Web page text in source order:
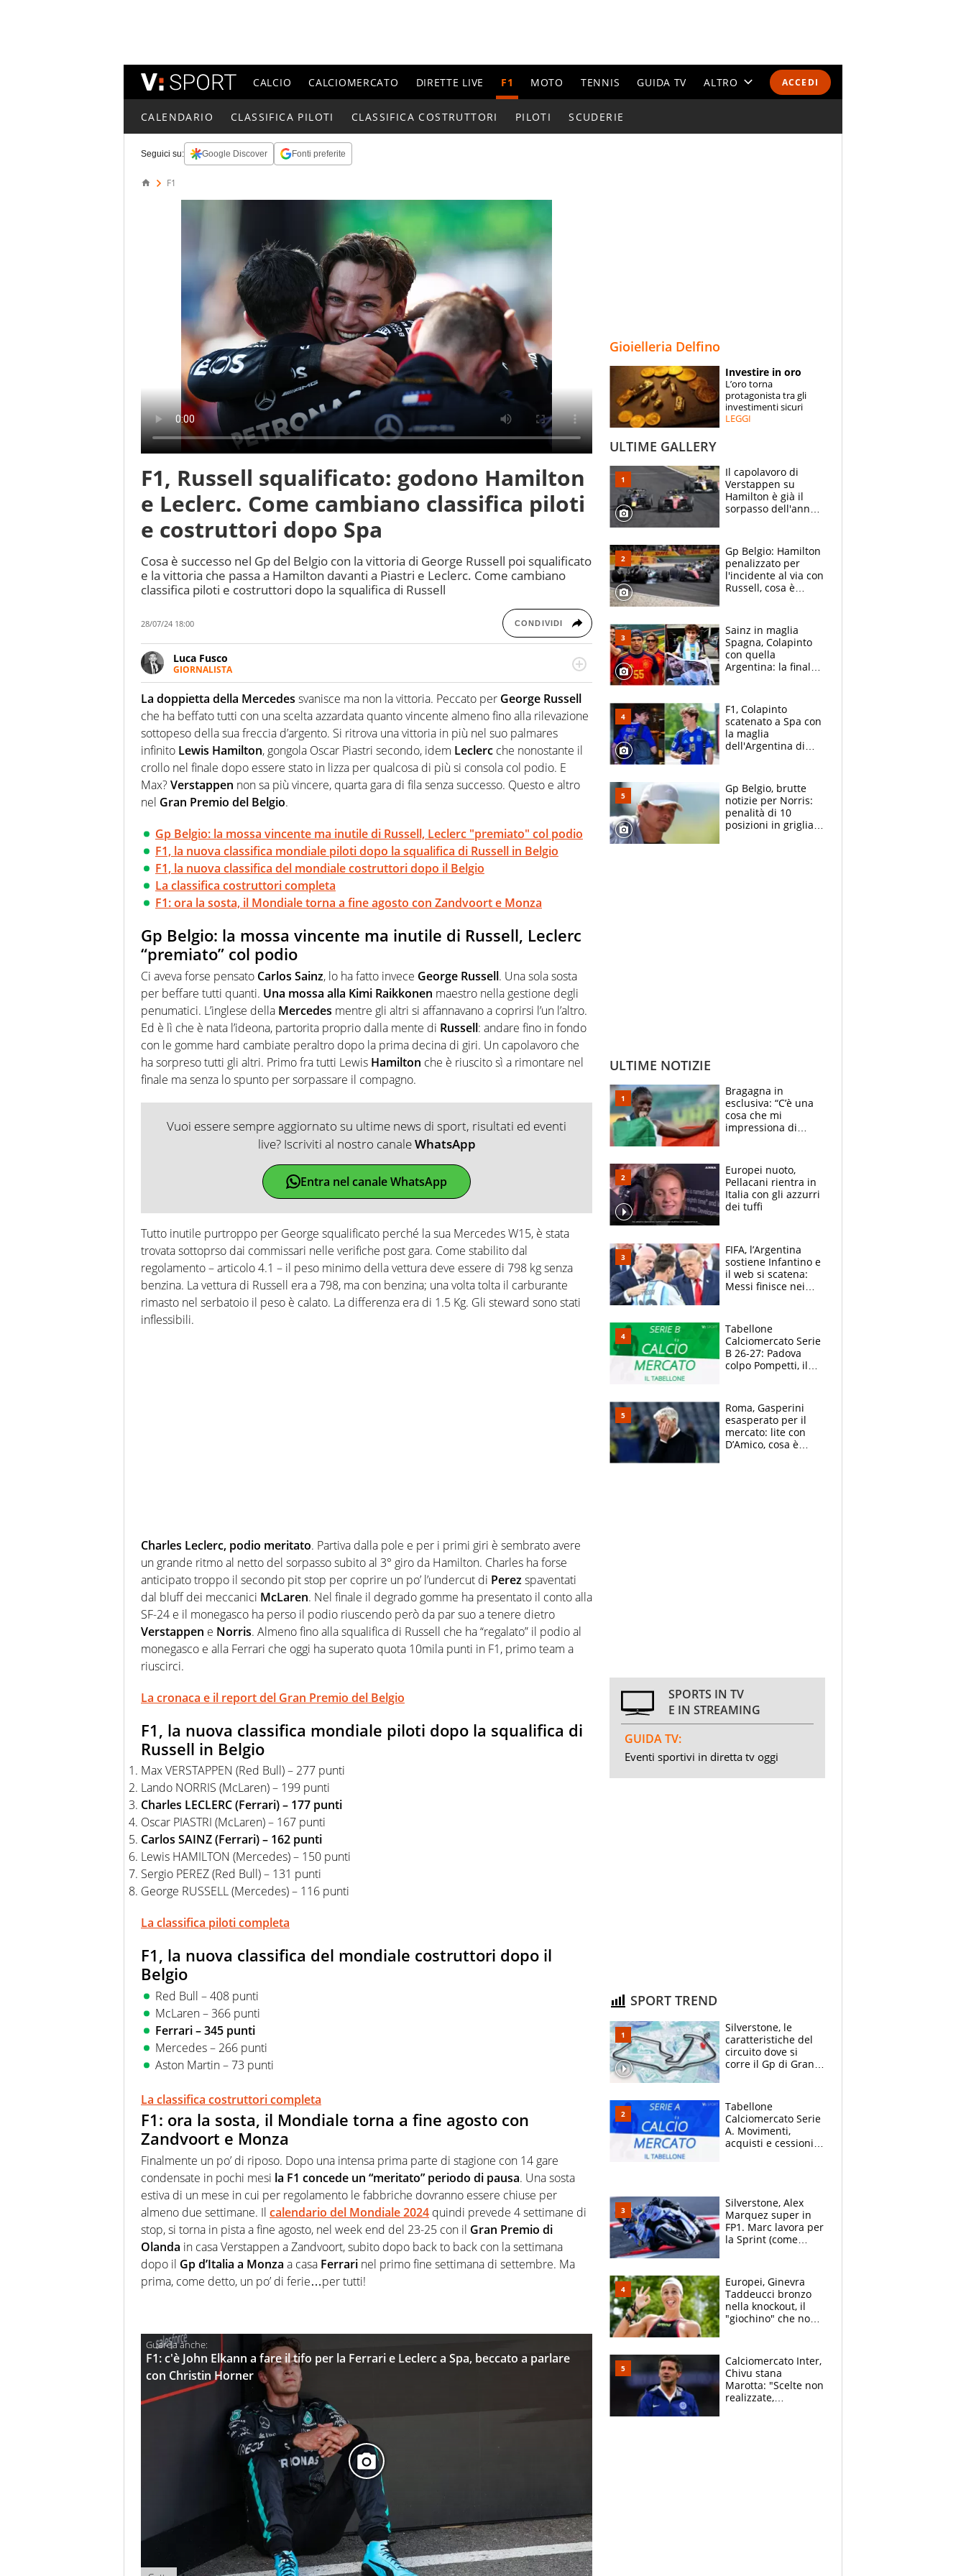
ACCEDI
CALCIO CALCIOMERCATO DIRETTE LIVE F1 MOTO TENNIS GUIDA TV ALTRO
ESPERTI
CONTATTI
CALENDARIO CLASSIFICA PILOTI CLASSIFICA COSTRUTTORI PILOTI SCUDERIE
Seguici su: Google Discover Fonti preferite
F1
F1, Russell squalificato: godono Hamilton
e Leclerc. Come cambiano classifica piloti
e costruttori dopo Spa
Cosa è successo nel Gp del Belgio con la vittoria di George Russell poi squalificato
e la vittoria che passa a Hamilton davanti a Piastri e Leclerc. Come cambiano
classifica piloti e costruttori dopo la squalifica di Russell
28/07/24 18:00 CONDIVIDI
Luca Fusco
GIORNALISTA
Giornalista multimediale. Quando si accendono i motori, lui sgasa, impenna, derapa. E
spesso e volentieri finisce sul podio
La doppietta della Mercedes svanisce ma non la vittoria. Peccato per George Russell
che ha beffato tutti con una scelta azzardata quanto vincente almeno fino alla rilevazione
sottopeso della sua freccia d’argento. Si ritrova una vittoria in più nel suo palmares
infinito Lewis Hamilton, gongola Oscar Piastri secondo, idem Leclerc che nonostante il
crollo nel finale dopo essere stato in lizza per qualcosa di più si consola col podio. E
Max? Verstappen non sa più vincere, quarta gara di fila senza successo. Questo e altro
nel Gran Premio del Belgio.
Gp Belgio: la mossa vincente ma inutile di Russell, Leclerc "premiato" col podio
F1, la nuova classifica mondiale piloti dopo la squalifica di Russell in Belgio
F1, la nuova classifica del mondiale costruttori dopo il Belgio
La classifica costruttori completa
F1: ora la sosta, il Mondiale torna a fine agosto con Zandvoort e Monza
Gp Belgio: la mossa vincente ma inutile di Russell, Leclerc
“premiato” col podio
Ci aveva forse pensato Carlos Sainz, lo ha fatto invece George Russell. Una sola sosta
per beffare tutti quanti. Una mossa alla Kimi Raikkonen maestro nella gestione degli
penumatici. L’inglese della Mercedes mentre gli altri si affannavano a coprirsi l’un l’altro.
Ed è lì che è nata l’ideona, partorita proprio dalla mente di Russell: andare fino in fondo
con le gomme hard cambiate peraltro dopo la prima decina di giri. Un capolavoro che
ha sorpreso tutti gli altri. Primo fra tutti Lewis Hamilton che è riuscito sì a rimontare nel
finale ma senza lo spunto per sorpassare il compagno.
Vuoi essere sempre aggiornato su ultime news di sport, risultati ed eventi
live? Iscriviti al nostro canaleWhatsApp
Entra nel canale WhatsApp
Tutto inutile purtroppo per George squalificato perché la sua Mercedes W15, è stata
trovata sottoprso dai commissari nelle verifiche post gara. Come stabilito dal
regolamento – articolo 4.1 – il peso minimo della vettura deve essere di 798 kg senza
benzina. La vettura di Russell era a 798, ma con benzina; una volta tolta il carburante
rimasto nel serbatoio il peso è calato. La differenza era di 1.5 Kg. Gli steward sono stati
inflessibili.
Charles Leclerc, podio meritato. Partiva dalla pole e per i primi giri è sembrato avere
un grande ritmo al netto del sorpasso subito al 3° giro da Hamilton. Charles ha forse
anticipato troppo il secondo pit stop per coprire un po’ l’undercut di Perezspaventati
dal bluff dei meccanici McLaren. Nel finale il degrado gomme ha presentato il conto alla
SF-24 e il monegasco ha perso il podio riuscendo però da par suo a tenere dietro
Verstappen e Norris. Almeno fino alla squalifica di Russell che ha “regalato” il podio al
monegasco e alla Ferrari che oggi ha superato quota 10mila punti in F1, primo team a
riuscirci.
La cronaca e il report del Gran Premio del Belgio
F1, la nuova classifica mondiale piloti dopo la squalifica di
Russell in Belgio
Max VERSTAPPEN (Red Bull) – 277 punti
Lando NORRIS (McLaren) – 199 punti
Charles LECLERC (Ferrari) – 177 punti
Oscar PIASTRI (McLaren) – 167 punti
Carlos SAINZ (Ferrari) – 162 punti
Lewis HAMILTON (Mercedes) – 150 punti
Sergio PEREZ (Red Bull) – 131 punti
George RUSSELL (Mercedes) – 116 punti
La classifica piloti completa
F1, la nuova classifica del mondiale costruttori dopo il
Belgio
Red Bull – 408 punti
McLaren – 366 punti
Ferrari – 345 punti
Mercedes – 266 punti
Aston Martin – 73 punti
La classifica costruttori completa
F1: ora la sosta, il Mondiale torna a fine agosto con
Zandvoort e Monza
Finalmente un po’ di riposo. Dopo una intensa prima parte di stagione con 14 gare
condensate in pochi mesi la F1 concede un “meritato” periodo di pausa. Una sosta
estiva di un mese in cui per regolamento le fabbriche dovranno essere chiuse per
almeno due settimane. Il calendario del Mondiale 2024 quindi prevede 4 settimane di
stop, si torna in pista a fine agosto, nel week end del 23-25 con il Gran Premio di
Olanda in casa Verstappen a Zandvoort, subito dopo back to back con la settimana
dopo il Gp d’Italia a Monza a casa Ferrari nel primo fine settimana di settembre. Ma
prima, come detto, un po’ di ferie…per tutti!
F1: c'è John Elkann a fare il tifo per la Ferrari e Leclerc a Spa, beccato a parlare
con Christin Horner
Gioielleria Delfino
Investire in oro
L’oro torna
protagonista tra gli
investimenti sicuri
LEGGI
ULTIME GALLERY
Il capolavoro di
Verstappen su
Hamilton è già il
sorpasso dell'anno:
2021
Gp Belgio: Hamilton
penalizzato per
l'incidente al via con
Russell, cosa è
Sainz in maglia
Spagna, Colapinto
con quella
Argentina: la finale
vede l'ora
F1, Colapinto
scatenato a Spa con
la maglia
dell'Argentina di
le parolacce"
Gp Belgio, brutte
notizie per Norris:
penalità di 10
posizioni in griglia,
ULTIME NOTIZIE
Bragagna in
esclusiva: “C’è una
cosa che mi
impressiona di
E svela la sorpresa
agli Europei
Europei nuoto,
Pellacani rientra in
Italia con gli azzurri
dei tuffi
FIFA, l’Argentina
sostiene Infantino e
il web si scatena:
Messi finisce nei
polemiche
Tabellone
Calciomercato Serie
B 26-27: Padova
colpo Pompetti, il
Roma, Gasperini
esasperato per il
mercato: lite con
D’Amico, cosa è
SPORTS IN TV
E IN STREAMING
GUIDA TV:
Eventi sportivi in diretta tv oggi
SPORT TREND
Silverstone, le
caratteristiche del
circuito dove si
corre il Gp di Gran
Tabellone
Calciomercato Serie
A. Movimenti,
acquisti e cessioni:
Silverstone, Alex
Marquez super in
FP1. Marc lavora per
la Sprint (come
Europei, Ginevra
Taddeucci bronzo
nella knockout, il
"giochino" che non
Calciomercato Inter,
Chivu stana
Marotta: "Scelte non
realizzate,